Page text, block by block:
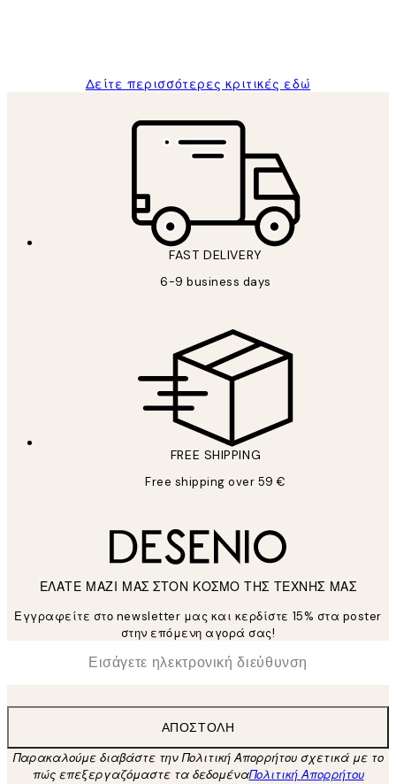
Δείτε περισσότερες κριτικές εδώ
FAST DELIVERY
6-9 business days
FREE SHIPPING
Free shipping over 59 €
ΕΛΑΤΕ ΜΑΖΙ ΜΑΣ ΣΤΟΝ ΚΟΣΜΟ ΤΗΣ ΤΕΧΝΗΣ ΜΑΣ
Εγγραφείτε στο newsletter μας και κερδίστε 15% στα poster
στην επόμενη αγορά σας!
Ηλεκτρονική Διεύθυνση
ΑΠΟΣΤΟΛΉ
Παρακαλούμε διαβάστε την Πολιτική Απορρήτου σχετικά με το
πώς επεξεργαζόμαστε τα δεδομέναΠολιτική Απορρήτου